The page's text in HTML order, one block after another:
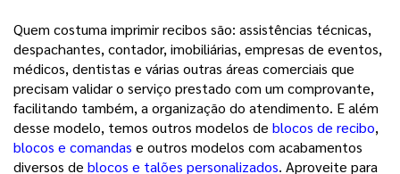
Quem costuma imprimir recibos são: assistências técnicas,
despachantes, contador, imobiliárias, empresas de eventos,
médicos, dentistas e várias outras áreas comerciais que
precisam validar o serviço prestado com um comprovante,
facilitando também, a organização do atendimento. E além
desse modelo, temos outros modelos de blocos de recibo,
blocos e comandas e outros modelos com acabamentos
diversos de blocos e talões personalizados. Aproveite para